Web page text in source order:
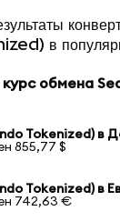
в
обмена
Tokenized) в
855,77 $
Tokenized) в
742,63 €